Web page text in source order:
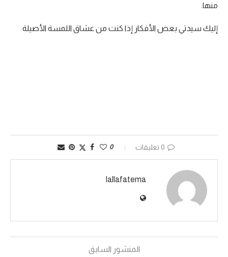
منها.
إليك سيدتي بعض الأفكار إذا كنت من عشاق اللمسة الأصيلة
0 تعليقات 0
lallafatema
المنشور السابق